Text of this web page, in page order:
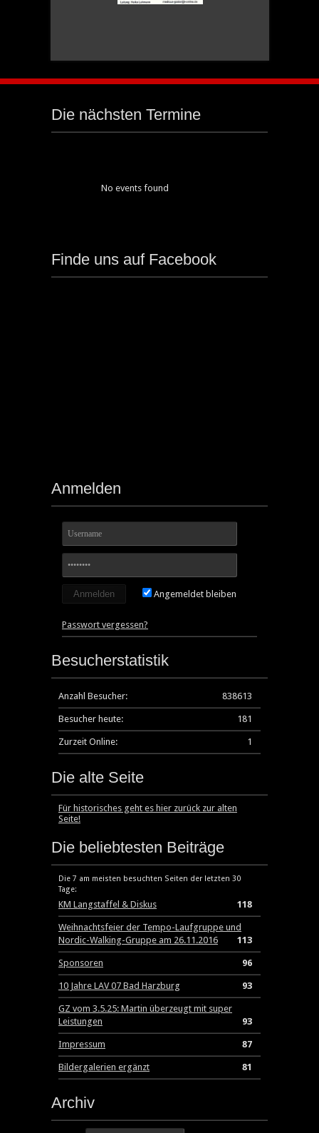
Die nächsten Termine
No events found
Finde uns auf Facebook
Anmelden
Angemeldet bleiben
Passwort vergessen?
Besucherstatistik
838613
Anzahl Besucher:
181
Besucher heute:
1
Zurzeit Online:
Die alte Seite
Für historisches geht es hier zurück zur alten
Seite!
Die beliebtesten Beiträge
Die 7 am meisten besuchten Seiten der letzten 30
Tage:
KM Langstaffel & Diskus 118
Weihnachtsfeier der Tempo-Laufgruppe und
Nordic-Walking-Gruppe am 26.11.2016
113
Sponsoren 96
10 Jahre LAV 07 Bad Harzburg 93
GZ vom 3.5.25: Martin überzeugt mit super
Leistungen
93
Impressum 87
Bildergalerien ergänzt 81
Archiv